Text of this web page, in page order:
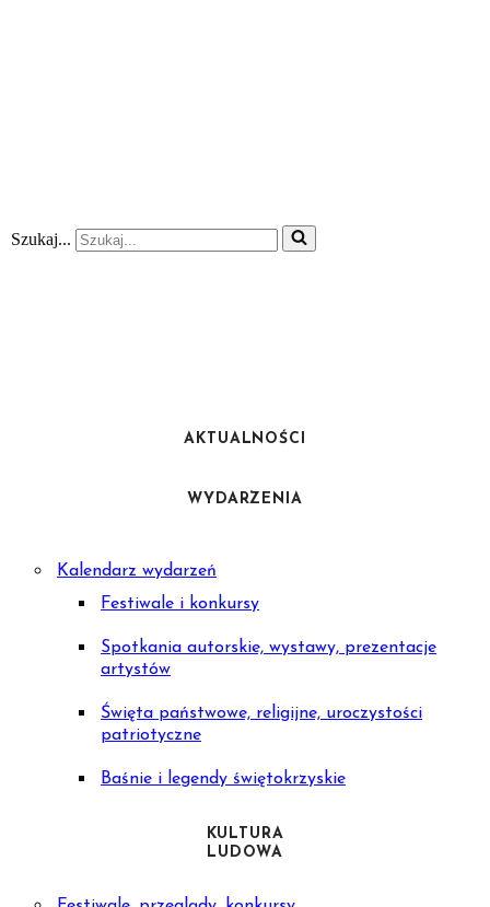
Szukaj...
AKTUALNOŚCI
WYDARZENIA
Kalendarz wydarzeń
Festiwale i konkursy
Spotkania autorskie, wystawy, prezentacje
artystów
Święta państwowe, religijne, uroczystości
patriotyczne
Baśnie i legendy świętokrzyskie
KULTURA
LUDOWA